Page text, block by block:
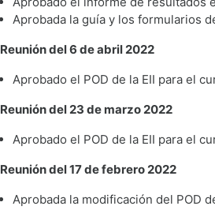
Aprobada la guía y los formularios
Reunión del 6 de abril 2022
Aprobado el POD de la EII para el
Reunión del 23 de marzo 2022
Aprobado el POD de la EII para el
Reunión del 17 de febrero 2022
Aprobada la modificación del POD